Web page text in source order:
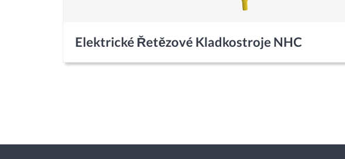
Elektrické Řetězové Kladkostroje NHC